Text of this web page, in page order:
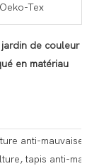
Tex
de couleur
en matériau
anti-mauvaises
tapis anti-